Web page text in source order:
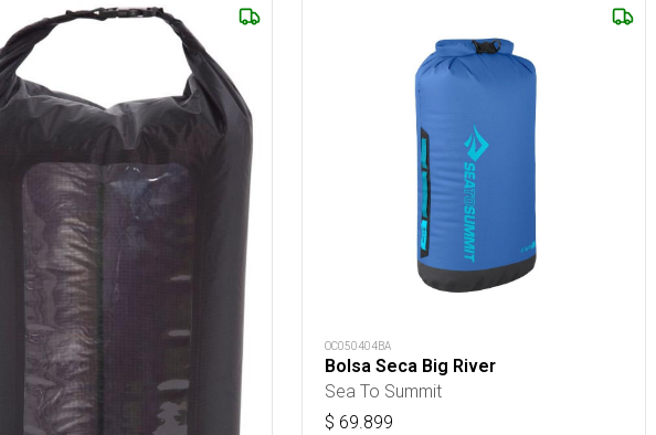
OC050404BA
Bolsa Seca Big River
Sea To Summit
$ 69.899